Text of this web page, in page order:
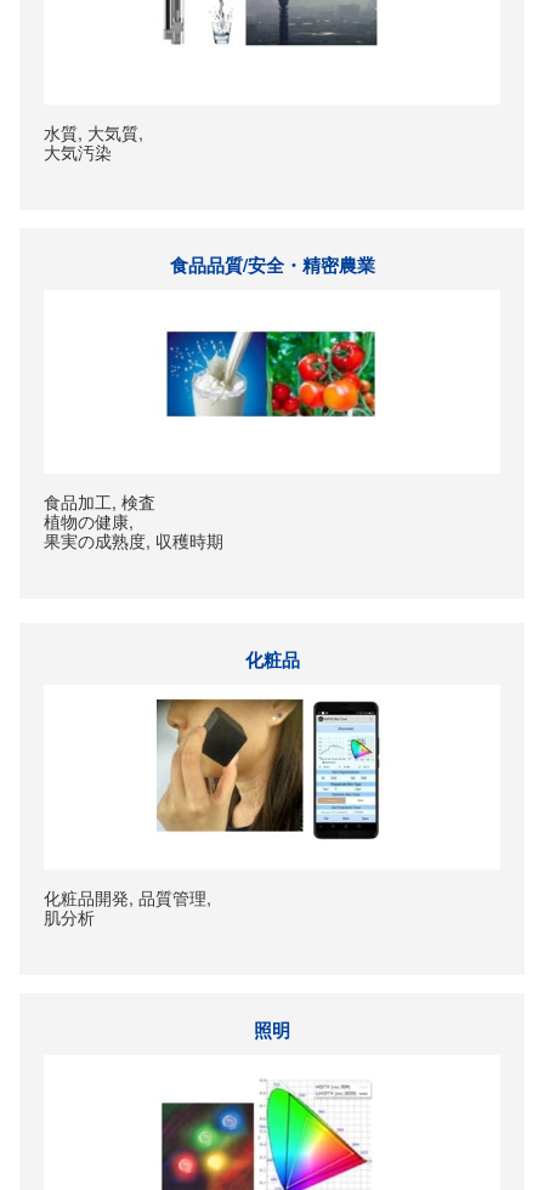
水質, 大気質,
大気汚染
食品品質/安全・精密農業
食品加工, 検査
植物の健康,
果実の成熟度, 収穫時期
化粧品
化粧品開発, 品質管理,
肌分析
照明